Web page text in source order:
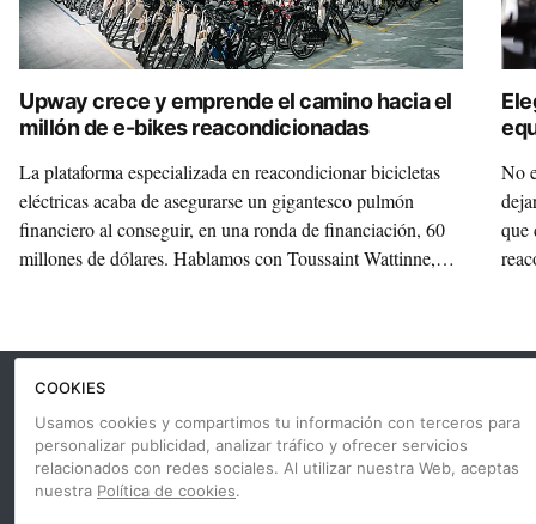
Upway crece y emprende el camino hacia el
millón de e-bikes reacondicionadas
La plataforma especializada en reacondicionar bicicletas
eléctricas acaba de asegurarse un gigantesco pulmón
financiero al conseguir, en una ronda de financiación, 60
millones de dólares. Hablamos con Toussaint Wattinne,
No
que
¡Únete a nuestra comunidad!
Sé el primero en recibir las últimas novedades de Ciclosfera
Tu email
COOKIES
Usamos cookies y compartimos tu información con terceros para
personalizar publicidad, analizar tráfico y ofrecer servicios
relacionados con redes sociales. Al utilizar nuestra Web, aceptas
nuestra Política de cookies.